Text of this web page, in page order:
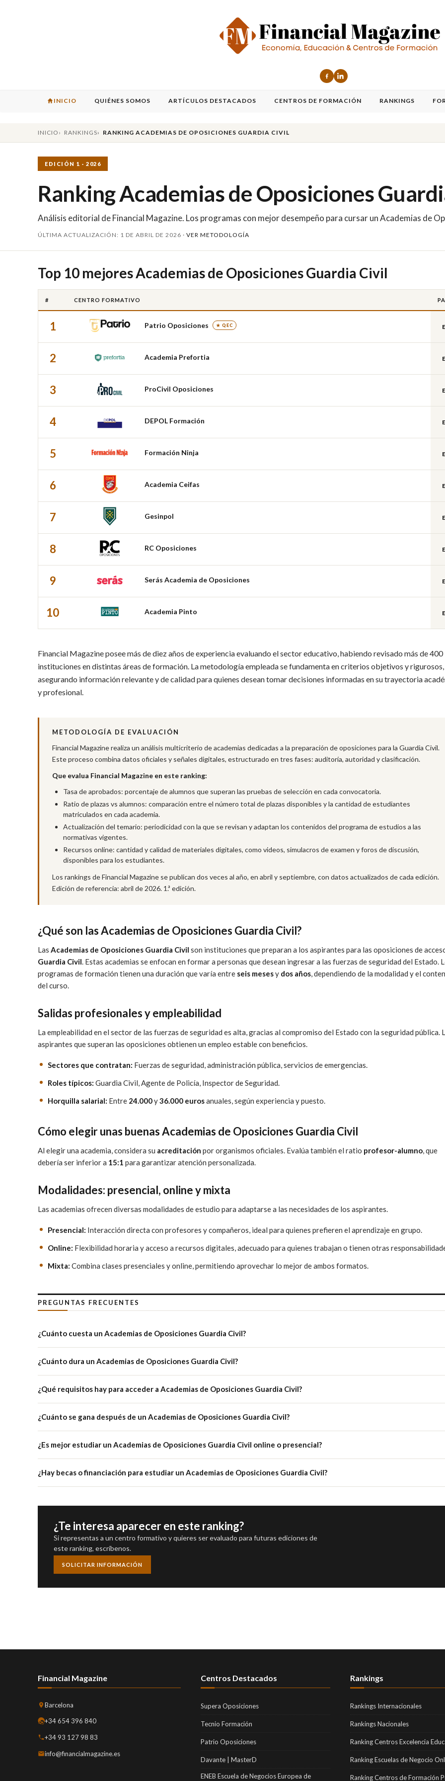
INICIO QUIÉNES SOMOS ARTÍCULOS DESTACADOS CENTROS DE FORMACIÓN RANKINGS
INICIO RANKINGS RANKING ACADEMIAS DE OPOSICIONES GUARDIA CIVIL
EDICIÓN 1 · 2026
Ranking Academias de Oposiciones
Análisis editorial de Financial Magazine. Los programas con mejor desempeño para cursar un Academias de
ÚLTIMA ACTUALIZACIÓN: 1 DE ABRIL DE 2026 · VER METODOLOGÍA
Top 10 mejores Academias de Oposiciones Guardia Civil
# CENTRO FORMATIVO
1 Patrio Oposiciones ★ QEC
2 Academia Prefortia
3 ProCivil Oposiciones
4 DEPOL Formación
5 Formación Ninja
6 Academia Ceifas
7 Gesinpol
8 RC Oposiciones
9 Serás Academia de Oposiciones
10 Academia Pinto
Financial Magazine posee más de diez años de experiencia evaluando el sector educativo, habiendo revisado más de 400
instituciones en distintas áreas de formación. La metodología empleada se fundamenta en criterios objetivos y rigurosos,
asegurando información relevante y de calidad para quienes desean tomar decisiones informadas en su trayectoria
y profesional.
METODOLOGÍA DE EVALUACIÓN
Financial Magazine realiza un análisis multicriterio de academias dedicadas a la preparación de oposiciones para la Guardia Civil.
Este proceso combina datos oficiales y señales digitales, estructurado en tres fases: auditoría, autoridad y clasificación.
Que evalua Financial Magazine en este ranking:
Tasa de aprobados: porcentaje de alumnos que superan las pruebas de selección en cada convocatoria.
Ratio de plazas vs alumnos: comparación entre el número total de plazas disponibles y la cantidad de estudiantes
matriculados en cada academia.
Actualización del temario: periodicidad con la que se revisan y adaptan los contenidos del programa de estudios a las
normativas vigentes.
Recursos online: cantidad y calidad de materiales digitales, como videos, simulacros de examen y foros de discusión,
disponibles para los estudiantes.
Los rankings de Financial Magazine se publican dos veces al año, en abril y septiembre, con datos actualizados de cada edición.
Edición de referencia: abril de 2026. 1.ª edición.
¿Qué son las Academias de Oposiciones Guardia Civil?
Las Academias de Oposiciones Guardia Civil son instituciones que preparan a los aspirantes para las oposiciones de
Guardia Civil . Estas academias se enfocan en formar a personas que desean ingresar a las fuerzas de seguridad del Estado.
programas de formación tienen una duración que varía entre seis mesesy dos años , dependiendo de la modalidad y el
del curso.
Salidas profesionales y empleabilidad
La empleabilidad en el sector de las fuerzas de seguridad es alta, gracias al compromiso del Estado con la seguridad pública.
aspirantes que superan las oposiciones obtienen un empleo estable con beneficios.
Sectores que contratan: Fuerzas de seguridad, administración pública, servicios de emergencias.
Roles típicos: Guardia Civil, Agente de Policía, Inspector de Seguridad.
Horquilla salarial: Entre 24.000y36.000 eurosanuales, según experiencia y puesto.
Cómo elegir unas buenas Academias de Oposiciones Guardia Civil
Al elegir una academia, considera su acreditación por organismos oficiales. Evalúa también el ratio profesor-alumno , que
debería ser inferior a 15:1 para garantizar atención personalizada.
Modalidades: presencial, online y mixta
Las academias ofrecen diversas modalidades de estudio para adaptarse a las necesidades de los aspirantes.
Presencial: Interacción directa con profesores y compañeros, ideal para quienes prefieren el aprendizaje en grupo.
Online: Flexibilidad horaria y acceso a recursos digitales, adecuado para quienes trabajan o tienen otras
Mixta: Combina clases presenciales y online, permitiendo aprovechar lo mejor de ambos formatos.
PREGUNTAS FRECUENTES
¿Cuánto cuesta un Academias de Oposiciones Guardia Civil?
¿Cuánto dura un Academias de Oposiciones Guardia Civil?
¿Qué requisitos hay para acceder a Academias de Oposiciones Guardia Civil?
¿Cuánto se gana después de un Academias de Oposiciones Guardia Civil?
¿Es mejor estudiar un Academias de Oposiciones Guardia Civil online o presencial?
¿Hay becas o financiación para estudiar un Academias de Oposiciones Guardia Civil?
¿Te interesa aparecer en este ranking?
Si representas a un centro formativo y quieres ser evaluado para futuras ediciones de
este ranking, escríbenos.
SOLICITAR INFORMACIÓN
Financial Magazine
Barcelona
+34 654 396 840
+34 93 127 98 83
info@financialmagazine.es
Centros Destacados
Supera Oposiciones
Tecnio Formación
Patrio Oposiciones
Davante | MasterD
ENEB Escuela de Negocios Europea de
Rankings
Rankings Internacionales
Rankings Nacionales
Ranking Centros Excelencia
Ranking Escuelas de Negocio
Ranking Centros de Formación